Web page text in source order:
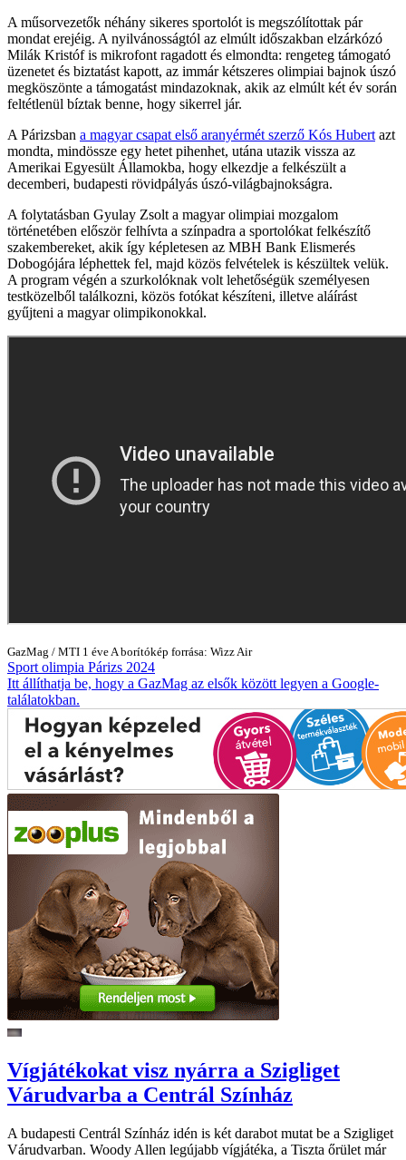
A műsorvezetők néhány sikeres sportolót is megszólítottak pár
mondat erejéig. A nyilvánosságtól az elmúlt időszakban elzárkózó
Milák Kristóf is mikrofont ragadott és elmondta: rengeteg támogató
üzenetet és biztatást kapott, az immár kétszeres olimpiai bajnok úszó
megköszönte a támogatást mindazoknak, akik az elmúlt két év során
feltétlenül bíztak benne, hogy sikerrel jár.
A Párizsban a magyar csapat első aranyérmét szerző Kós Hubert azt
mondta, mindössze egy hetet pihenhet, utána utazik vissza az
Amerikai Egyesült Államokba, hogy elkezdje a felkészült a
decemberi, budapesti rövidpályás úszó-világbajnokságra.
A folytatásban Gyulay Zsolt a magyar olimpiai mozgalom
történetében először felhívta a színpadra a sportolókat felkészítő
szakembereket, akik így képletesen az MBH Bank Elismerés
Dobogójára léphettek fel, majd közös felvételek is készültek velük.
A program végén a szurkolóknak volt lehetőségük személyesen
testközelből találkozni, közös fotókat készíteni, illetve aláírást
gyűjteni a magyar olimpikonokkal.
GazMag / MTI 1 éve A borítókép forrása: Wizz Air
Sport olimpia Párizs 2024
Itt állíthatja be, hogy a GazMag az elsők között legyen a Google-
találatokban.
Vígjátékokat visz nyárra a Szigliget
Várudvarba a Centrál Színház
A budapesti Centrál Színház idén is két darabot mutat be a Szigliget
Várudvarban. Woody Allen legújabb vígjátéka, a Tiszta őrület már